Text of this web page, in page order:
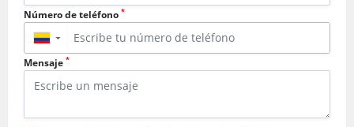
Número de teléfono *
▼
Mensaje *